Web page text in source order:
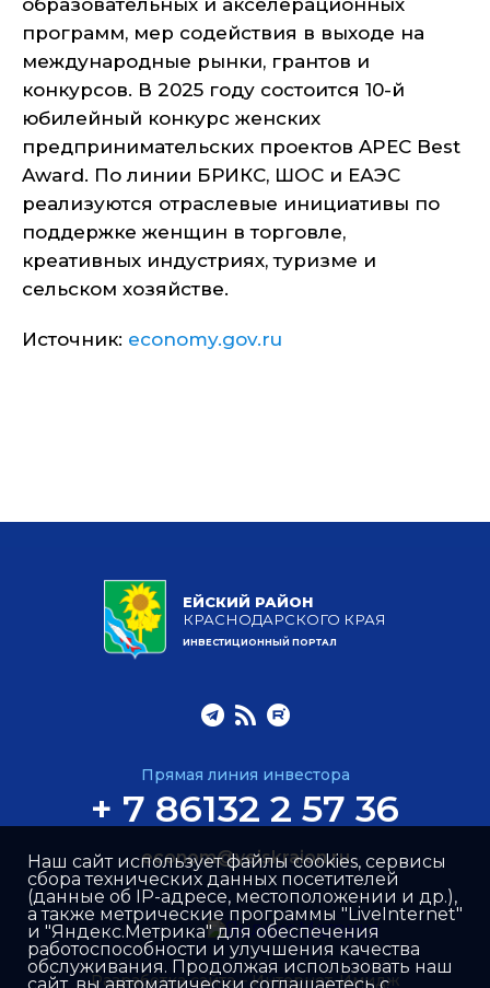
образовательных и акселерационных
программ, мер содействия в выходе на
международные рынки, грантов и
конкурсов. В 2025 году состоится 10-й
юбилейный конкурс женских
предпринимательских проектов APEC Best
Award. По линии БРИКС, ШОС и ЕАЭС
реализуются отраслевые инициативы по
поддержке женщин в торговле,
креативных индустриях, туризме и
сельском хозяйстве.
Источник: economy.gov.ru
ЕЙСКИЙ РАЙОН
КРАСНОДАРСКОГО КРАЯ
ИНВЕСТИЦИОННЫЙ ПОРТАЛ
Прямая линия инвестора
+ 7 86132 2 57 36
econom@yeiskraion.ru
Разработка сайта –Интернет-Имидж
Наш сайт использует файлы cookies, сервисы
сбора технических данных посетителей
(данные об IP-адресе, местоположении и др.),
а также метрические программы "LiveInternet"
и "Яндекс.Метрика" для обеспечения
работоспособности и улучшения качества
обслуживания. Продолжая использовать наш